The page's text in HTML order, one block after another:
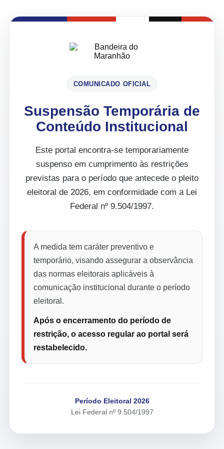
COMUNICADO OFICIAL
Suspensão Temporária de
Conteúdo Institucional
Este portal encontra-se temporariamente
suspenso em cumprimento às restrições
previstas para o período que antecede o pleito
eleitoral de 2026, em conformidade com a Lei
Federal nº 9.504/1997.
A medida tem caráter preventivo e
temporário, visando assegurar a observância
das normas eleitorais aplicáveis à
comunicação institucional durante o período
eleitoral.
Após o encerramento do período de
restrição, o acesso regular ao portal será
restabelecido.
Período Eleitoral 2026
Lei Federal nº 9.504/1997